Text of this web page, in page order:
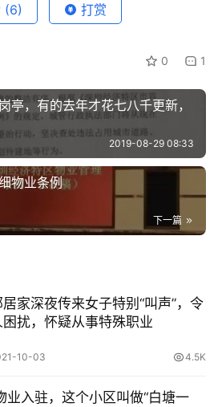
(6) 打赏
0 1
亭，有的去年才花七八千更新，
2019-08-29 08:33
物业条例
下一篇
居家深夜传来女子特别“叫声”，令
困扰，怀疑从事特殊职业
10-03 4.5K
业入驻，这个小区叫做“白塘一